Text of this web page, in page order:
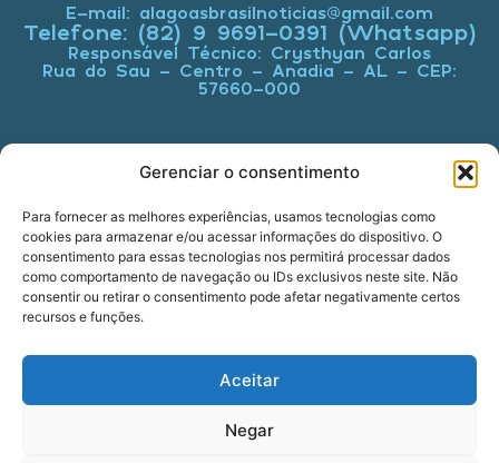
Gerenciar o consentimento
Para fornecer as melhores experiências, usamos tecnologias como
cookies para armazenar e/ou acessar informações do dispositivo. O
consentimento para essas tecnologias nos permitirá processar dados
como comportamento de navegação ou IDs exclusivos neste site. Não
consentir ou retirar o consentimento pode afetar negativamente certos
recursos e funções.
Aceitar
Negar
E-mail: alagoasbrasilnoticias@gmail.com
Telefone: (82) 9 9691-0391 (Whatsapp)
Responsável Técnico: Crysthyan Carlos
Rua do Sau - Centro - Anadia - AL - CEP:
57660-000
© 2022 - 2026 Alagoas Brasil Notícias. Todos os
fiveagência